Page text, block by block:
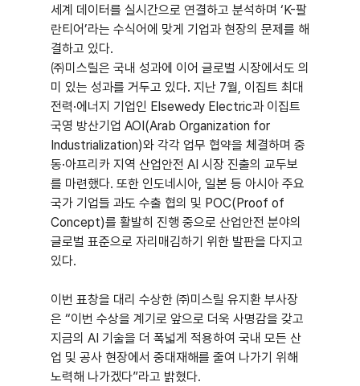
세계 데이터를 실시간으로 연결하고 분석하며 ‘K-팔
란티어’라는 수식어에 맞게 기업과 현장의 문제를 해
결하고 있다.
㈜미스릴은 국내 성과에 이어 글로벌 시장에서도 의
미 있는 성과를 거두고 있다. 지난 7월, 이집트 최대
전력·에너지 기업인 Elsewedy Electric과 이집트
국영 방산기업 AOI(Arab Organization for
Industrialization)와 각각 업무 협약을 체결하며 중
동·아프리카 지역 산업안전 AI 시장 진출의 교두보
를 마련했다. 또한 인도네시아, 일본 등 아시아 주요
국가 기업들 과도 수출 협의 및 POC(Proof of
Concept)를 활발히 진행 중으로 산업안전 분야의
글로벌 표준으로 자리매김하기 위한 발판을 다지고
있다.
이번 표창을 대리 수상한 ㈜미스릴 유지환 부사장
은 “이번 수상을 계기로 앞으로 더욱 사명감을 갖고
지금의 AI 기술을 더 폭넓게 적용하여 국내 모든 산
업 및 공사 현장에서 중대재해를 줄여 나가기 위해
노력해 나가겠다”라고 밝혔다.